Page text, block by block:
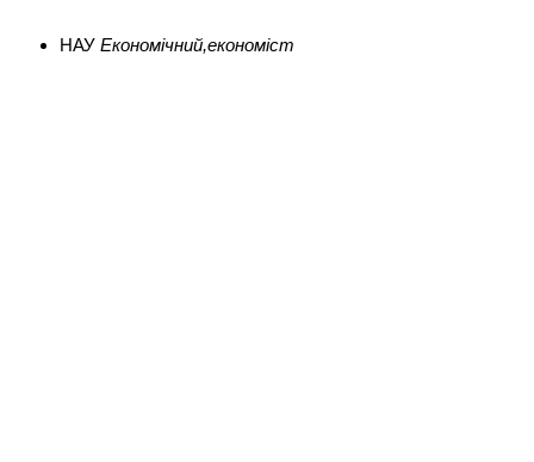
НАУ Економічний,економіст